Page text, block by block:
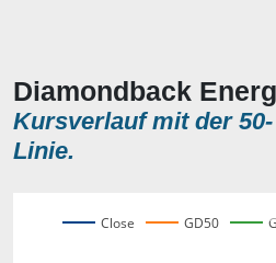
Diamondback
Kursverlauf mit der 50-
Linie.
Close GD50